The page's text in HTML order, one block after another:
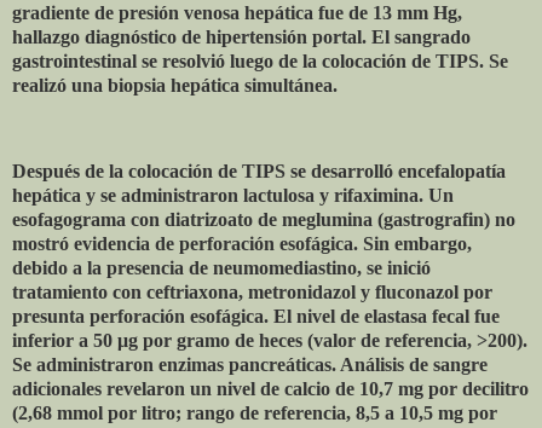
gradiente de presión venosa hepática fue de 13 mm Hg,
hallazgo diagnóstico de hipertensión portal. El sangrado
gastrointestinal se resolvió luego de la colocación de TIPS. Se
realizó una biopsia hepática simultánea.
Después de la colocación de TIPS se desarrolló encefalopatía
hepática y se administraron lactulosa y rifaximina. Un
esofagograma con diatrizoato de meglumina (gastrografin) no
mostró evidencia de perforación esofágica. Sin embargo,
debido a la presencia de neumomediastino, se inició
tratamiento con ceftriaxona, metronidazol y fluconazol por
presunta perforación esofágica. El nivel de elastasa fecal fue
inferior a 50 μg por gramo de heces (valor de referencia, >200).
Se administraron enzimas pancreáticas. Análisis de sangre
adicionales revelaron un nivel de calcio de 10,7 mg por decilitro
(2,68 mmol por litro; rango de referencia, 8,5 a 10,5 mg por